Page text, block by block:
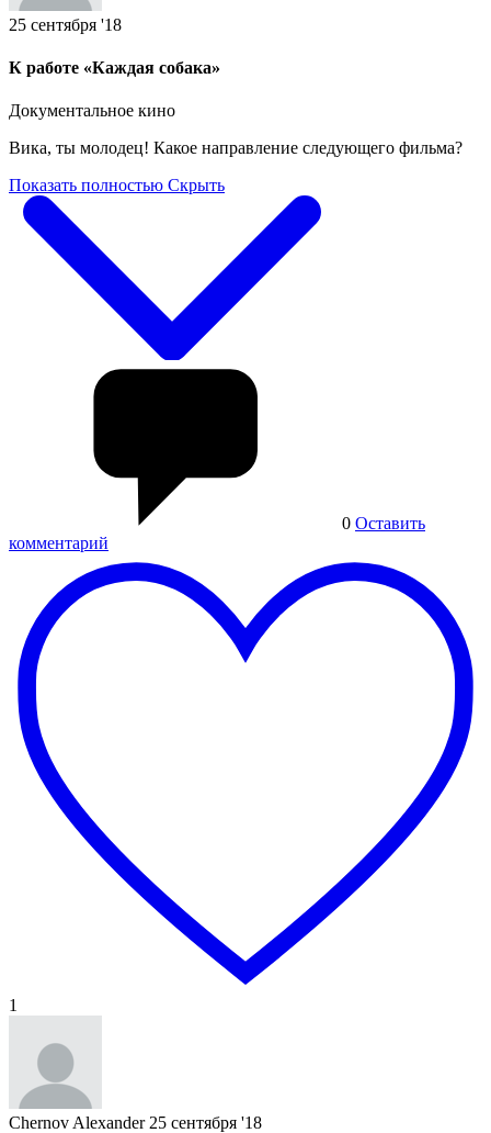
25 сентября '18
К работе «Каждая собака»
Документальное кино
Вика, ты молодец! Какое направление следующего фильма?
Показать полностью Скрыть
0 Оставить
комментарий
1
Chernov Alexander 25 сентября '18